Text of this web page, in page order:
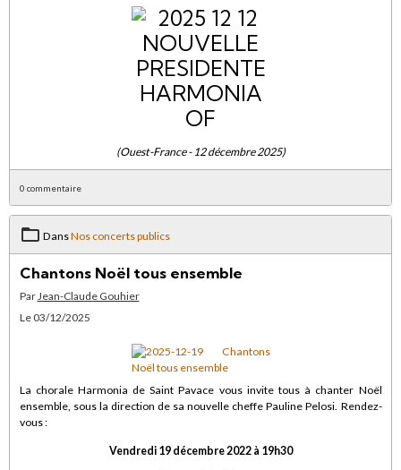
(Ouest-France - 12 décembre 2025)
0 commentaire
DansNos concerts publics
Chantons Noël tous ensemble
Par Jean-Claude Gouhier
Le 03/12/2025
La chorale Harmonia de Saint Pavace vous invite tous à chanter Noël
ensemble, sous la direction de sa nouvelle cheffe Pauline Pelosi. Rendez-
vous :
Vendredi 19 décembre 2022 à 19h30